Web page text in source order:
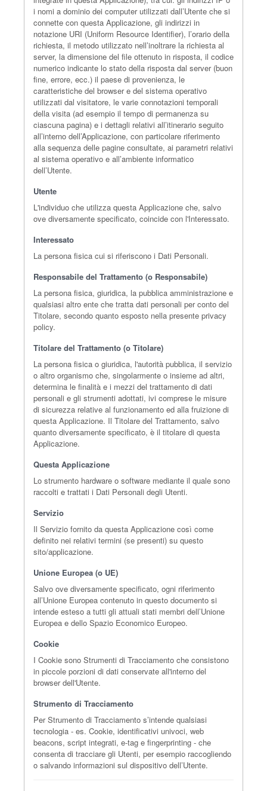
i nomi a dominio dei computer utilizzati dall’Utente che si
connette con questa Applicazione, gli indirizzi in
notazione URI (Uniform Resource Identifier), l’orario della
richiesta, il metodo utilizzato nell’inoltrare la richiesta al
server, la dimensione del file ottenuto in risposta, il codice
numerico indicante lo stato della risposta dal server (buon
fine, errore, ecc.) il paese di provenienza, le
caratteristiche del browser e del sistema operativo
utilizzati dal visitatore, le varie connotazioni temporali
della visita (ad esempio il tempo di permanenza su
ciascuna pagina) e i dettagli relativi all’itinerario seguito
all’interno dell’Applicazione, con particolare riferimento
alla sequenza delle pagine consultate, ai parametri relativi
al sistema operativo e all’ambiente informatico
dell’Utente.
Utente
L'individuo che utilizza questa Applicazione che, salvo
ove diversamente specificato, coincide con l'Interessato.
Interessato
La persona fisica cui si riferiscono i Dati Personali.
Responsabile del Trattamento (o Responsabile)
La persona fisica, giuridica, la pubblica amministrazione e
qualsiasi altro ente che tratta dati personali per conto del
Titolare, secondo quanto esposto nella presente privacy
policy.
Titolare del Trattamento (o Titolare)
La persona fisica o giuridica, l'autorità pubblica, il servizio
o altro organismo che, singolarmente o insieme ad altri,
determina le finalità e i mezzi del trattamento di dati
personali e gli strumenti adottati, ivi comprese le misure
di sicurezza relative al funzionamento ed alla fruizione di
questa Applicazione. Il Titolare del Trattamento, salvo
quanto diversamente specificato, è il titolare di questa
Applicazione.
Questa Applicazione
Lo strumento hardware o software mediante il quale sono
raccolti e trattati i Dati Personali degli Utenti.
Servizio
Il Servizio fornito da questa Applicazione così come
definito nei relativi termini (se presenti) su questo
sito/applicazione.
Unione Europea (o UE)
Salvo ove diversamente specificato, ogni riferimento
all’Unione Europea contenuto in questo documento si
intende esteso a tutti gli attuali stati membri dell’Unione
Europea e dello Spazio Economico Europeo.
Cookie
I Cookie sono Strumenti di Tracciamento che consistono
in piccole porzioni di dati conservate all'interno del
browser dell'Utente.
Strumento di Tracciamento
Per Strumento di Tracciamento s’intende qualsiasi
tecnologia - es. Cookie, identificativi univoci, web
beacons, script integrati, e-tag e fingerprinting - che
consenta di tracciare gli Utenti, per esempio raccogliendo
o salvando informazioni sul dispositivo dell’Utente.